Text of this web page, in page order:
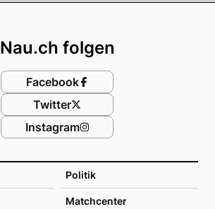
Politik
Matchcenter
Nau.ch folgen
Facebook
Twitter
Instagram